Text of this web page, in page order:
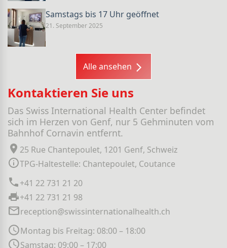
Samstags bis 17 Uhr geöffnet
21. September 2025
Alle ansehen
Kontaktieren Sie uns
Das Swiss International Health Center befindet
sich im Herzen von Genf, nur 5 Gehminuten vom
Bahnhof Cornavin entfernt.
25 Rue Chantepoulet, 1201 Genf, Schweiz
TPG-Haltestelle: Chantepoulet, Coutance
+41 22 731 21 20
+41 22 731 21 98
reception@swissinternationalhealth.ch
Montag bis Freitag: 08:00 – 18:00
Samstag: 09:00 – 17:00